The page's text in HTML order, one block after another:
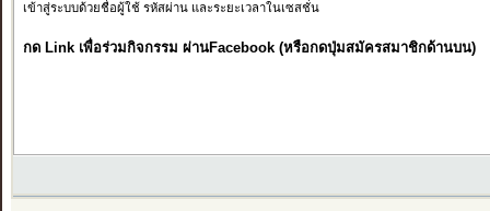
เข้าสู่ระบบด้วยชื่อผู้ใช้ รหัสผ่าน และระยะเวลาในเซสชั่น
กด Link เพื่อร่วมกิจกรรม ผ่านFacebook (หรือกดปุ่มสมัครสมาชิกด้านบน)